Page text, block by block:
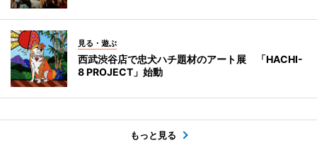
見る・遊ぶ
西武渋谷店で忠犬ハチ題材のアート展 「HACHI-
8 PROJECT」始動
もっと見る